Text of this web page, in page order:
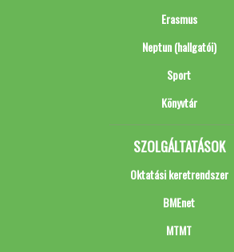
Erasmus
Neptun (hallgatói)
Sport
Könyvtár
SZOLGÁLTATÁSOK
Oktatási keretrendszer
BMEnet
MTMT